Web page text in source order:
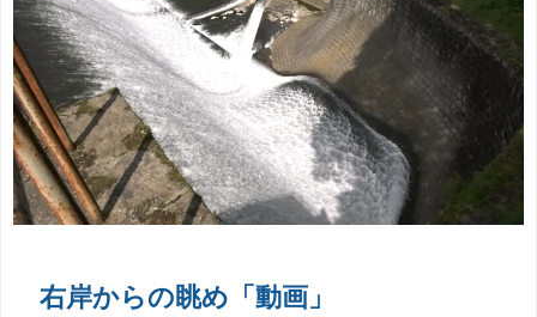
右岸からの眺め「動画」